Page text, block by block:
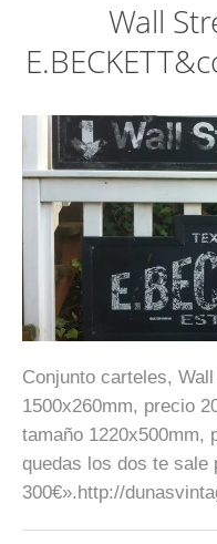
Wall
Conjunto carteles,
1500x260mm, precio
tamaño 1220x500mm,
quedas los dos te sale
300€».http://